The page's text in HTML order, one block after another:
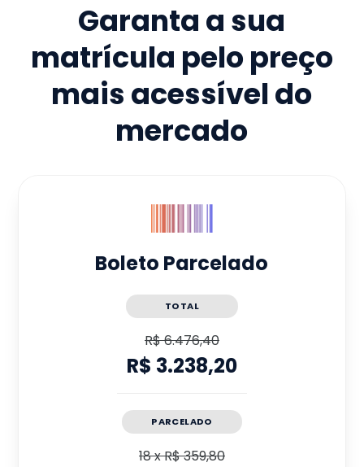
Garanta a sua
matrícula pelo preço
mais acessível do
mercado
Boleto Parcelado
TOTAL
R$ 6.476,40
R$ 3.238,20
PARCELADO
18xR$ 359,80